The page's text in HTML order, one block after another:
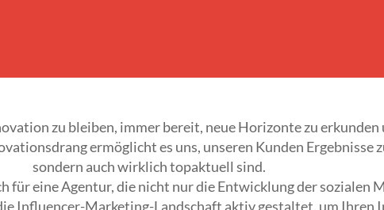
zu bleiben, immer bereit, neue Horizonte zu
ermöglicht es uns, unseren Kunden Ergebnisse
sondern auch wirklich topaktuell sind.
für eine Agentur, die nicht nur die Entwicklung der sozialen
Influencer-Marketing-Landschaft aktiv gestaltet, um Ihren